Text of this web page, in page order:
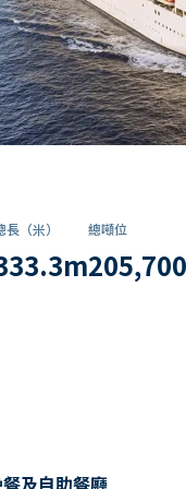
長（米）
m
總噸位
205,700
及自助餐廳